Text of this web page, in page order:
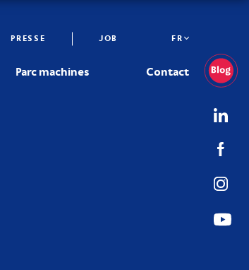
PRESSE JOB FR
Parc machines Contact